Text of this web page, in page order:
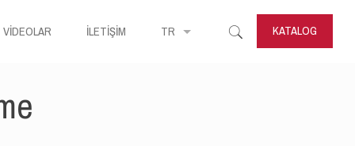
VİDEOLAR İLETİŞİM TR KATALOG